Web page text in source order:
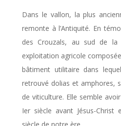
Dans le vallon, la plus
remonte à l’Antiquité. En
des Crouzals, au sud de
exploitation agricole
bâtiment utilitaire dans
retrouvé dolias et amphores,
de viticulture. Elle semble
Ier siècle avant Jésus-